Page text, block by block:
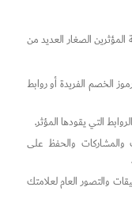
الصغار العديد من
الخصم الفريدة أو روابط
التي يقودها المؤثر.
والمشاركات والحفظ على
والتصور العام لعلامتك